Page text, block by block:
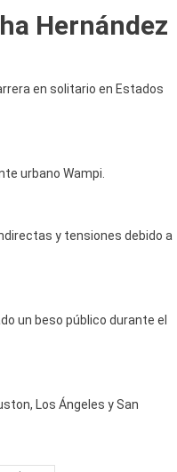
Hernández
en solitario en Estados
urbano Wampi.
y tensiones debido a
un beso público durante el
Los Ángeles y San